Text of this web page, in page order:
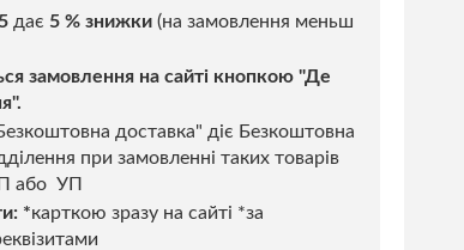
дає 5 % знижки (на замовлення меньш
замовлення на сайті кнопкою "Де
доставка" діє Безкоштовна
при замовленні таких товарів
або УП
*карткою зразу на сайті *за